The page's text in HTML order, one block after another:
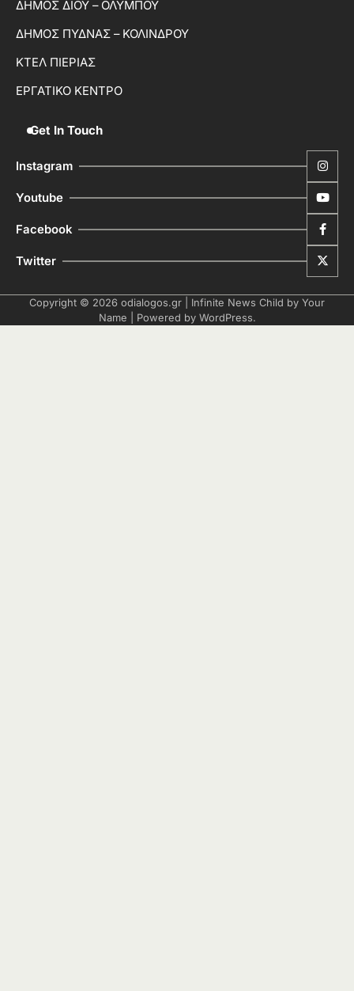
ΔΗΜΟΣ ΔΙΟΥ – ΟΛΥΜΠΟΥ
ΔΗΜΟΣ ΠΥΔΝΑΣ – ΚΟΛΙΝΔΡΟΥ
ΚΤΕΛ ΠΙΕΡΙΑΣ
ΕΡΓΑΤΙΚΟ ΚΕΝΤΡΟ
Get In Touch
Instagram
Youtube
Facebook
Twitter
Copyright © 2026 odialogos.gr | Infinite News Child by Your
Name | Powered by WordPress.